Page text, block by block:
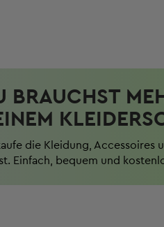
BRAUCHST
die Kleidung, Accessoires
Einfach, bequem und